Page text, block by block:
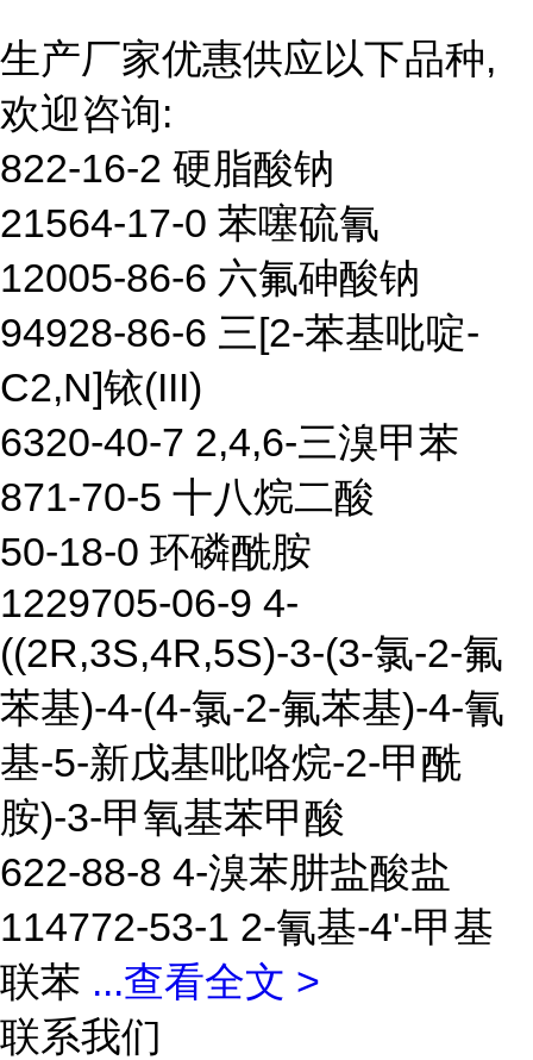
生产厂家优惠供应以下品种,
欢迎咨询:
822-16-2 硬脂酸钠
21564-17-0 苯噻硫氰
12005-86-6 六氟砷酸钠
94928-86-6 三[2-苯基吡啶-
C2,N]铱(III)
6320-40-7 2,4,6-三溴甲苯
871-70-5 十八烷二酸
50-18-0 环磷酰胺
1229705-06-9 4-
((2R,3S,4R,5S)-3-(3-氯-2-氟
苯基)-4-(4-氯-2-氟苯基)-4-氰
基-5-新戊基吡咯烷-2-甲酰
胺)-3-甲氧基苯甲酸
622-88-8 4-溴苯肼盐酸盐
114772-53-1 2-氰基-4'-甲基
联苯 ...查看全文 >
联系我们